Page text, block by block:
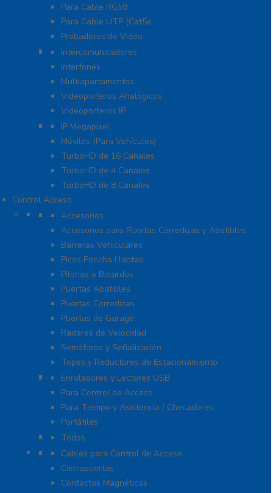
Para Cable RG59
Para Cable UTP (Cat5e
Probadores de Video
Video Porteros E Interfonos
Intercomunicadores
Interfones
Multiapartamentos
Videoporteros Analógicos
Videoporteros IP
Kits- Sistemas Completos
IP Megapixel
Móviles (Para Vehículos)
TurboHD de 16 Canales
TurboHD de 4 Canales
TurboHD de 8 Canales
Control Acceso
Acceso Vehicular
Accesorios
Accesorios para Puertas Corredizas y Abatibles
Barreras Vehiculares
Picos Poncha Llantas
Pilonas o Bolardos
Puertas Abatibles
Puertas Corredizas
Puertas de Garage
Radares de Velocidad
Semáforos y Señalización
Topes y Reductores de Estacionamiento
Biométricos
Enroladores y Lectores USB
Para Control de Acceso
Para Tiempo y Asistencia / Checadores
Portátiles
Administración de Hoteles
Todos
Accesorios
Cables para Control de Acceso
Cierrapuertas
Contactos Magnéticos